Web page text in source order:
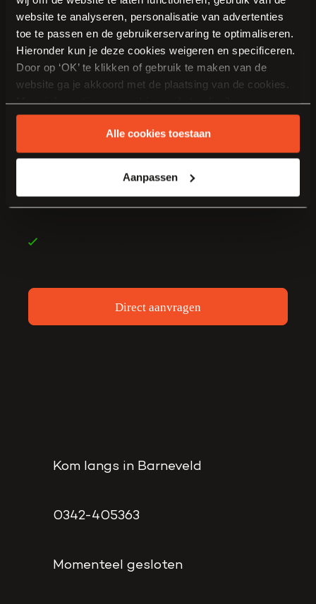
website te analyseren, personalisatie van advertenties
toe te passen en de gebruikerservaring te optimaliseren.
Hieronder kun je deze cookies weigeren en specificeren.
Door op ‘OK’ te klikken of gebruik te maken van de
website ga je akkoord met de plaatsing van de cookies.
Meer informatie over cookies en het gebruik van
persoonsgegevens door Van Manen Keukens vind je
Alle cookies toestaan
Aanpassen
Vraag onsgratis
inspiratie magazine aan.
Onze klantenen medewerkers aan het
woord
Direct aanvragen
Kom langs in Barneveld
0342-405363
Momenteel gesloten